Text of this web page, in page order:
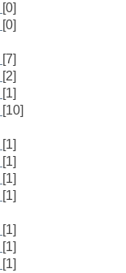
[0]
[0]
[7]
[2]
[1]
[10]
[1]
[1]
[1]
[1]
[1]
[1]
[1]